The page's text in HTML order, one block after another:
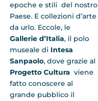
epoche e stili del nostro
Paese. E collezioni d’arte
da urlo. Eccole, le
Gallerie d’Italia, il polo
museale di Intesa
Sanpaolo, dove grazie al
Progetto Cultura viene
fatto conoscere al
grande pubblico il